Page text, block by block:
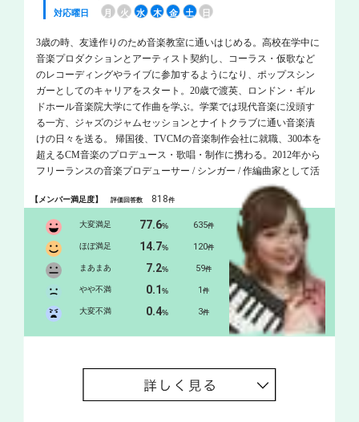
対応曜日
月 火 水 木 金 土 日
3歳の時、友達作りのため音楽教室に通いはじめる。高校在学中に
音楽プロダクションとアーティスト契約し、コーラス・仮歌など
のレコーディングやライブに参加するようになり、ポップスシン
ガーとしてのキャリアをスタート。20歳で渡英、ロンドン・ギル
ドホール音楽院大学にて作曲を学ぶ。学業では現代音楽に没頭す
る一方、ジャズのジャムセッションとナイトクラブに通い音楽漬
けの日々を送る。 帰国後、TVCMの音楽制作会社に就職、300本を
超えるCM音楽のプロデュース・歌唱・制作に携わる。2012年から
フリーランスの音楽プロデューサー / シンガー / 作編曲家として活
動を開始。 2013年にはNHK「みんなのうた」にて歌唱楽曲がオン
エア。世界的有名企業のCMソング、サウンドロゴなど数多くの
CM歌唱を手掛けており、まさに「声のプロ」。誰もがテレビで一
度は耳にしたことのある声の持ち主です！ 学生の頃から歌や作曲
を教えることが大好きで、プライベートレッスンにて多くの生徒
さんをお教えしてきました。 POPSはもちろん、ジャズ、クラシッ
クなどの多彩な要素を効率よくレッスンに組み込んでおります。
また、レコーディングディレクターとしても日々現場に立ってお
りますので、生徒さんひとりひとりに合った一番輝ける歌い方、
体の使い方、心の持ち方を引き出すことが何よりも得意です！生
レッスンについて https://www.dropbox.com/s/zw6dyvryr23gn4v/ DTM
【メンバー満足度】評価回答数 818件
大変満足 77.6% 635件
ほぼ満足 14.7% 120件
まあまあ 7.2% 59件
やや不満 0.1% 1 件
大変不満 0.4% 3件